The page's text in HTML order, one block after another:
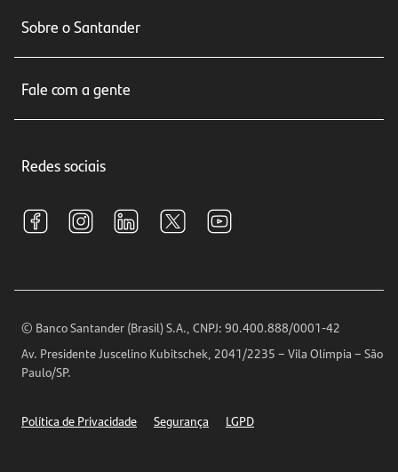
Seguros
Crédito e Financiamentos
Investimentos
Sobre o Santander
Relações com Investidores
Fale com a gente
Central de Renegociação
S.A.C
Encontre nossas agências
Horários de Atendimento
Telefones
Redes sociais
© Banco Santander (Brasil) S.A., CNPJ: 90.400.888/0001-42
Av. Presidente Juscelino Kubitschek, 2041/2235 – Vila Olímpia – São
Paulo/SP.
Política de Privacidade Segurança LGPD